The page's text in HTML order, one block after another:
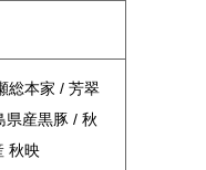
総本家 / 芳翠
県産黒豚 / 秋
秋映